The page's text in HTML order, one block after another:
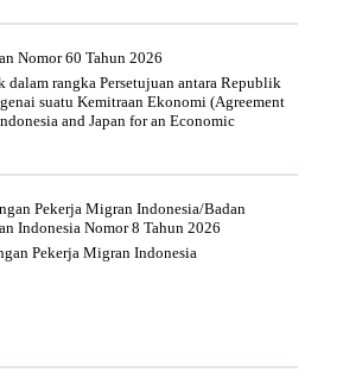
Nomor 60 Tahun 2026
dalam rangka Persetujuan antara Republik
suatu Kemitraan Ekonomi (Agreement
and Japan for an Economic
Pekerja Migran Indonesia/Badan
Indonesia Nomor 8 Tahun 2026
Pekerja Migran Indonesia